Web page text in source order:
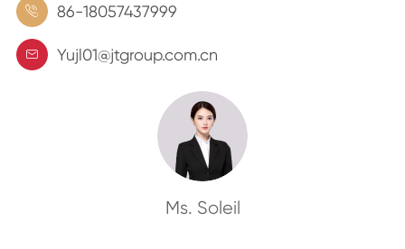
 86-18057437999
 Yujl01@jtgroup.com.cn
Ms. Soleil